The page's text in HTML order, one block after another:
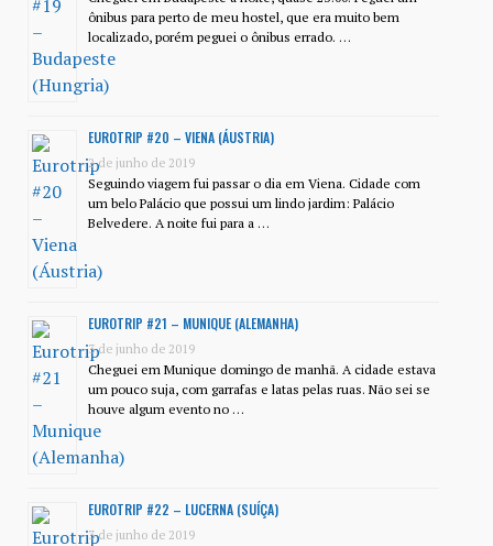
ônibus para perto de meu hostel, que era muito bem
localizado, porém peguei o ônibus errado. …
EUROTRIP #20 – VIENA (ÁUSTRIA)
2 de junho de 2019
Seguindo viagem fui passar o dia em Viena. Cidade com
um belo Palácio que possui um lindo jardim: Palácio
Belvedere. A noite fui para a …
EUROTRIP #21 – MUNIQUE (ALEMANHA)
3 de junho de 2019
Cheguei em Munique domingo de manhã. A cidade estava
um pouco suja, com garrafas e latas pelas ruas. Não sei se
houve algum evento no …
EUROTRIP #22 – LUCERNA (SUÍÇA)
3 de junho de 2019